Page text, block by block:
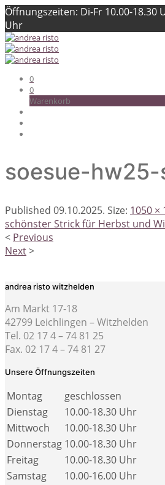
Öffnungszeiten: Di-Fr 10.00-18.30
Uhr
0
0
Warenkorb
soesue-
Published 09.10.2025. Size: 1050 ×
schönster Strick für Herbst und
< Previous
Next>
andrea risto witzhelden
Am Markt 17-18
42799 Leichlingen – Witzhelden
Tel. 02 17 4 – 74 81 25
Fax. 02 17 4 – 74 81 27
Unsere Öffnungszeiten
Montag
geschlossen
Dienstag
10.00-18.30 Uhr
Mittwoch
10.00-18.30 Uhr
Donnerstag 10.00-18.30 Uhr
Freitag
10.00-18.30 Uhr
Samstag
10.00-16.00 Uhr